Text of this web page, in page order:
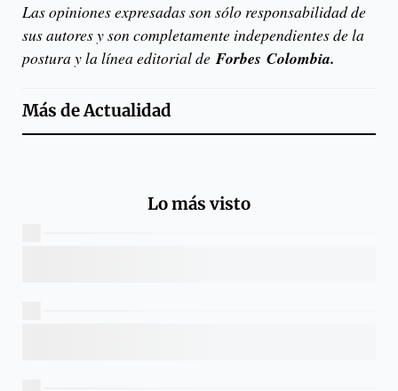
Las opiniones expresadas son sólo responsabilidad de
sus autores y son completamente independientes de la
postura y la línea editorial deForbes Colombia.
Más deActualidad
Lo más visto